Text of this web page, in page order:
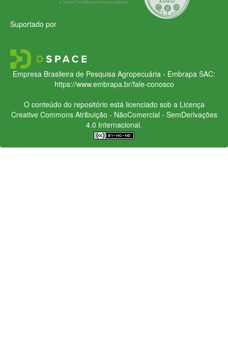
Suportado por
Empresa Brasileira de Pesquisa Agropecuária - Embrapa SAC:
https://www.embrapa.br/fale-conosco
O conteúdo do repositório está licenciado sob a Licença
Creative CommonsAtribuição - NãoComercial - SemDerivações
4.0 Internacional.